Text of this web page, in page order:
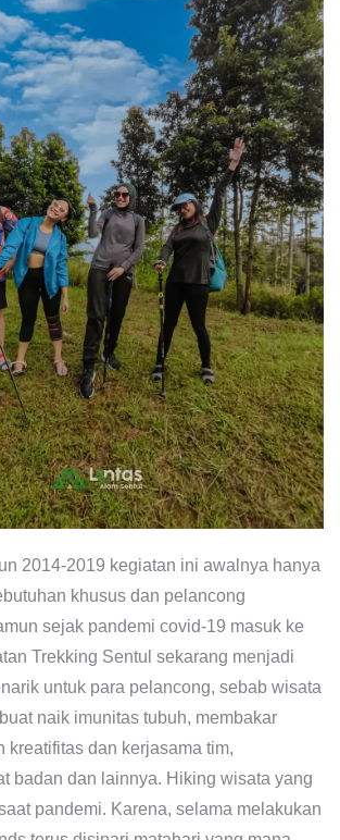
2014-2019 kegiatan ini awalnya hanya
khusus dan pelancong
sejak pandemi covid-19 masuk ke
Trekking Sentul sekarang menjadi
untuk para pelancong, sebab wisata
naik imunitas tubuh, membakar
kreatifitas dan kerjasama tim,
badan dan lainnya. Hiking wisata yang
pandemi. Karena, selama melakukan